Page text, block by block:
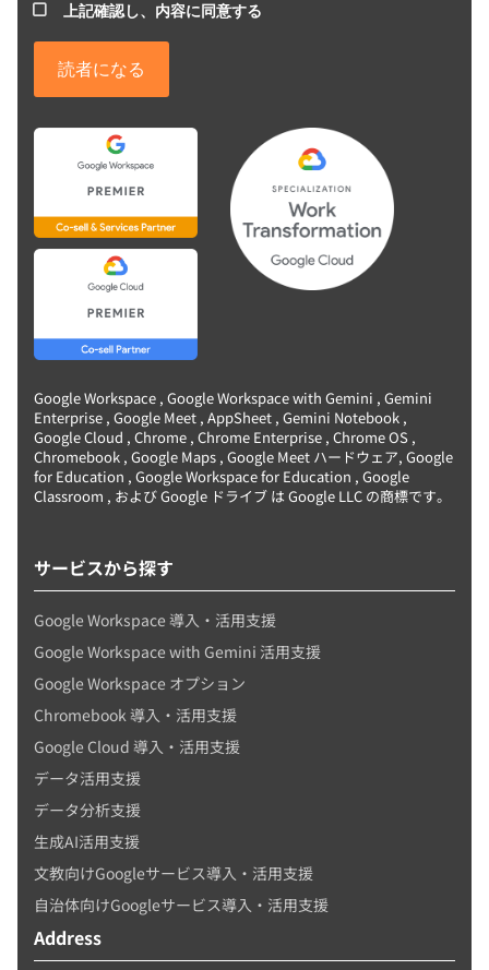
サービスから探す
Google Workspace 導入・活用支援
Google Workspace with Gemini 活用支援
Google Workspace オプション
Chromebook 導入・活用支援
Google Cloud 導入・活用支援
データ活用支援
データ分析支援
生成AI活用支援
文教向けGoogleサービス導入・活用支援
自治体向けGoogleサービス導入・活用支援
Address
上記確認し、内容に同意する
Google Workspace , Google Workspace with Gemini , Gemini
Enterprise , Google Meet , AppSheet , Gemini Notebook ,
Google Cloud , Chrome , Chrome Enterprise , Chrome OS ,
Chromebook , Google Maps , Google Meet ハードウェア, Google
for Education , Google Workspace for Education , Google
Classroom , および Google ドライブ は Google LLC の商標です。